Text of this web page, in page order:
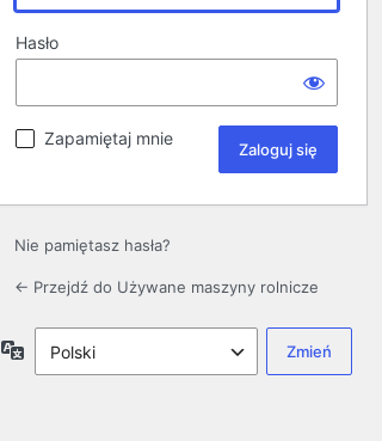
Hasło
Zapamiętaj mnie
Nie pamiętasz hasła?
← Przejdź do Używane maszyny rolnicze
Język